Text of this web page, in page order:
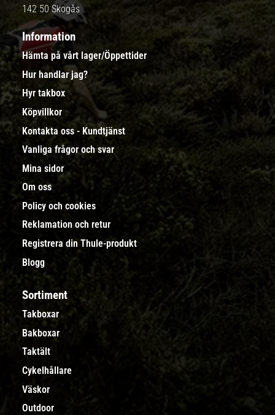
142 50 Skogås
Information
Hämta på vårt lager/Öppettider
Hur handlar jag?
Hyr takbox
Köpvillkor
Kontakta oss - Kundtjänst
Vanliga frågor och svar
Mina sidor
Om oss
Policy och cookies
Reklamation och retur
Registrera din Thule-produkt
Blogg
Sortiment
Takboxar
Bakboxar
Taktält
Cykelhållare
Väskor
Outdoor